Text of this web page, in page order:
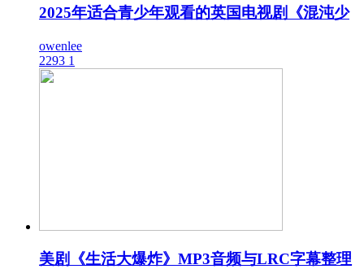
2025年适合青少年观看的英国电视剧《混沌少
owenlee
2293 1
美剧《生活大爆炸》MP3音频与LRC字幕整理